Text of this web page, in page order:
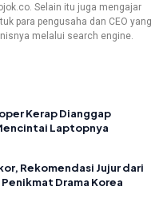
Selain itu juga mengajar
para pengusaha dan CEO yang
melalui search engine.
Kerap Dianggap
Laptopnya
Rekomendasi Jujur dari
Drama Korea